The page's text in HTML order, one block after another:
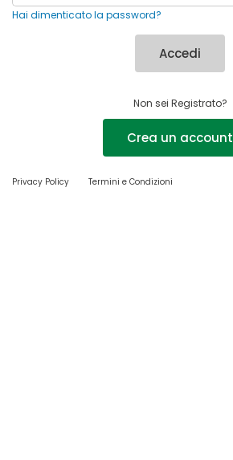
Hai dimenticato la password?
Accedi
Non sei Registrato?
Crea un account
Privacy Policy Termini e Condizioni